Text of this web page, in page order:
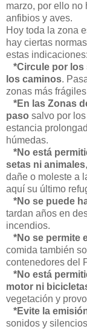
marzo, por ello no
anfibios y aves.
Hoy toda la zona
hay ciertas
estas indicaciones:
*Circule por
los caminos.
zonas más
*En las Zonas
paso salvo por
estancia
húmedas.
*No está
setas ni animales
dañe o moleste a
aquí su último
*No se puede
tardan años en
incendios.
*No se permite
comida también
contenedores del
*No está
motor ni
vegetación y
*Evite la
sonidos y